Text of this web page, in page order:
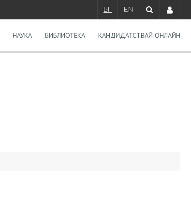
БГ EN
НАУКА БИБЛИОТЕКА КАНДИДАТСТВАЙ ОНЛАЙН